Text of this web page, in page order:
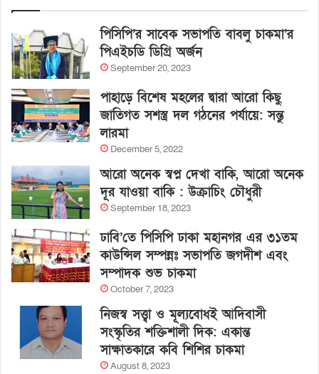
পিসিপি’র সাবেক সভাপতি বাবলু চাকমা’র
পিএইচডি ডিগ্রি অর্জন
September 20, 2023
পাহাড়ে বিশেষ মহলের দ্বারা আরো কিছু
জাতিগত সশস্ত্র দল গঠনের পর্যায়ে: সন্তু
লারমা
December 5, 2022
আরো অনেক স্বপ্ন দেখা বাকি, আরো অনেক
দূর যাওয়া বাকি : উক্রাচিং চৌধুরী
September 18, 2023
ঢাবি’তে পিসিপি ঢাকা মহানগর এর ৩১তম
কাউন্সিল সম্পন্নঃ সভাপতি জগদীশ এবং
সম্পাদক শুভ চাকমা
October 7, 2023
নিজস্ব সত্ত্বা ও মূল্যবোধই আদিবাসী
সংস্কৃতির শক্তিশালী দিক: একান্ত
সাক্ষাতকারে কবি শিশির চাকমা
August 8, 2023